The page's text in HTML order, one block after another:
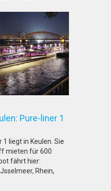
Pure-liner 1
liegt in Keulen. Sie
mieten für 600
fährt hier:
Rhein,